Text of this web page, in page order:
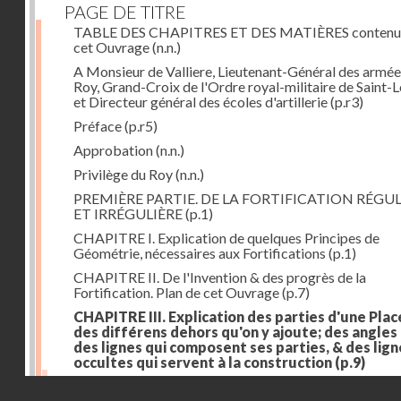
PAGE DE TITRE
TABLE DES CHAPITRES ET DES MATIÈRES
cet Ouvrage(n.n.)
A Monsieur de Valliere, Lieutenant-Général des
Roy, Grand-Croix de l'Ordre royal-militaire de Saint-
et Directeur général des écoles d'artillerie(p.r3)
Préface(p.r5)
Approbation(n.n.)
Privilège du Roy(n.n.)
PREMIÈRE PARTIE. DE LA FORTIFICATION
ET IRRÉGULIÈRE(p.1)
CHAPITRE I. Explication de quelques Principes de
Géométrie, nécessaires aux Fortifications (p.1)
CHAPITRE II. De l'Invention & des progrès de la
Fortification. Plan de cet Ouvrage(p.7)
CHAPITRE III. Explication des parties d'une
des différens dehors qu'on y ajoute; des angles
des lignes qui composent ses parties, & des
occultes qui servent à la construction (p.9)
Des lignes & des angles qui composent les parties